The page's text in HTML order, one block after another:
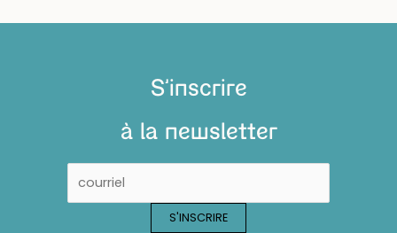
S'inscrire
à la newsletter